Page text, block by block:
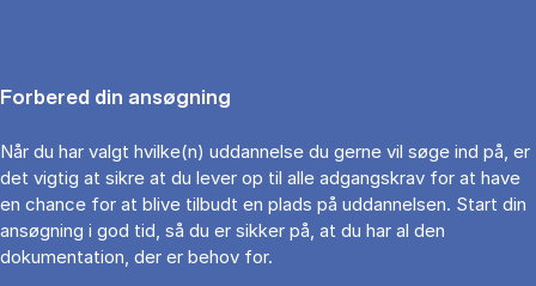
Forbered din ansøgning
Når du har valgt hvilke(n) uddannelse du gerne vil søge ind på, er
det vigtig at sikre at du lever op til alle adgangskrav for at have
en chance for at blive tilbudt en plads på uddannelsen. Start din
ansøgning i god tid, så du er sikker på, at du har al den
dokumentation, der er behov for.